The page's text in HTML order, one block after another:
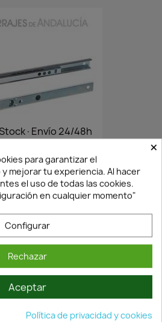
24/48h
246MMX17MM
2,21 €1,55 €
×
para garantizar el
mejorar tu experiencia. Al hacer
el uso de todas las cookies.
en cualquier momento"
Configurar
Rechazar
Aceptar
Política de privacidad y cookies